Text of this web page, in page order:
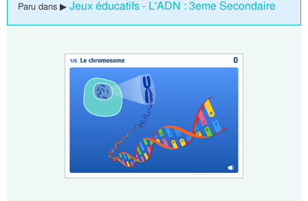
Paru dans ▶ Jeux éducatifs - L'ADN : 3eme Secondaire